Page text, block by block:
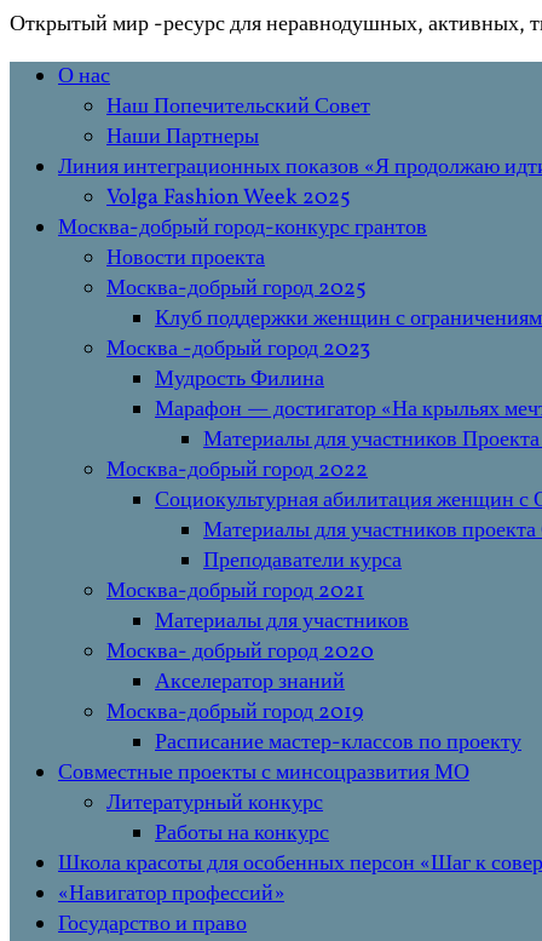
Открытый мир -ресурс для неравнодушных, активных,
Перейти
содержимому
Основное
О нас
Наш Попечительский Совет
Наши Партнеры
Линия интеграционных показов «Я продолжаю
Volga Fashion Week 2025
Москва-добрый город-конкурс грантов
Новости проекта
Москва-добрый город 2025
Клуб поддержки женщин с
Москва -добрый город 2023
Мудрость Филина
Марафон — достигатор «На крыльях
Материалы для участников
Москва-добрый город 2022
Социокультурная абилитация женщин с
Материалы для участников
Преподаватели курса
Москва-добрый город 2021
Материалы для участников
Москва- добрый город 2020
Акселератор знаний
Москва-добрый город 2019
Расписание мастер-классов по проекту
Совместные проекты с минсоцразвития МО
Литературный конкурс
Работы на конкурс
Школа красоты для особенных персон «Шаг к
«Навигатор профессий»
Государство и право